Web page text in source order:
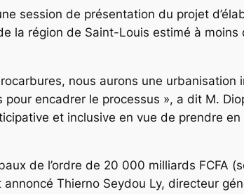
session de présentation du projet
la région de Saint-Louis estimé à
nous aurons une urbanisation
encadrer le processus », a dit M.
et inclusive en vue de prendre
de l’ordre de 20 000 milliards FCFA
Thierno Seydou Ly, directeur